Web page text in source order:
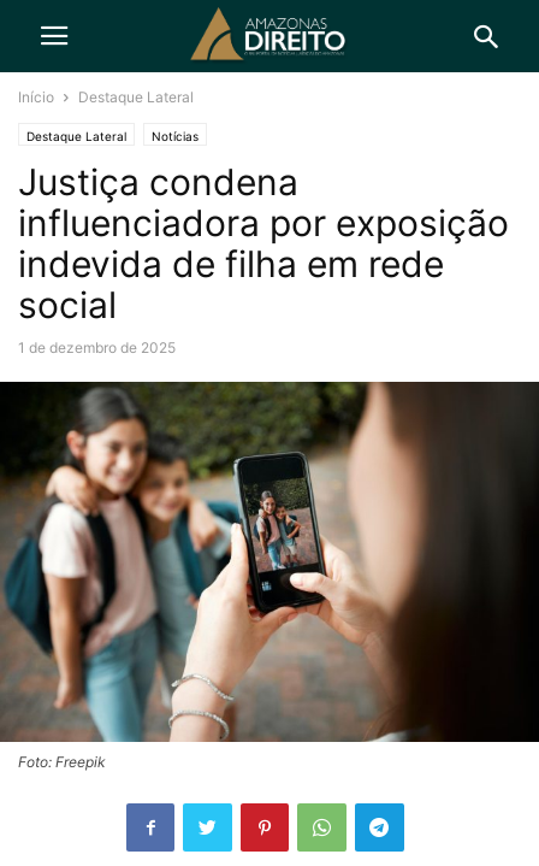
Início Destaque Lateral
Destaque Lateral Notícias
Justiça condena
influenciadora por exposição
indevida de filha em rede
social
1 de dezembro de 2025
Foto: Freepik